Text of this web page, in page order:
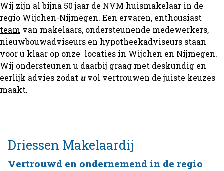
Wij zijn al bijna 50 jaar de NVM huismakelaar in de
regio Wijchen-Nijmegen. Een ervaren, enthousiast
team van makelaars, ondersteunende medewerkers,
nieuwbouwadviseurs en hypotheekadviseurs staan
voor u klaar op onze locaties in Wijchen en Nijmegen.
Wij ondersteunen u daarbij graag met deskundig en
eerlijk advies zodat uvol vertrouwen de juiste keuzes
maakt.
Vertrouwd en ondernemend in de regio
Driessen Makelaardij